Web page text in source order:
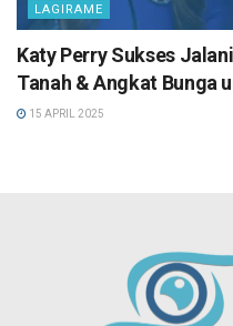
LAGIRAME
Katy Perry Sukses
Tanah & Angkat Bunga
15 APRIL 2025